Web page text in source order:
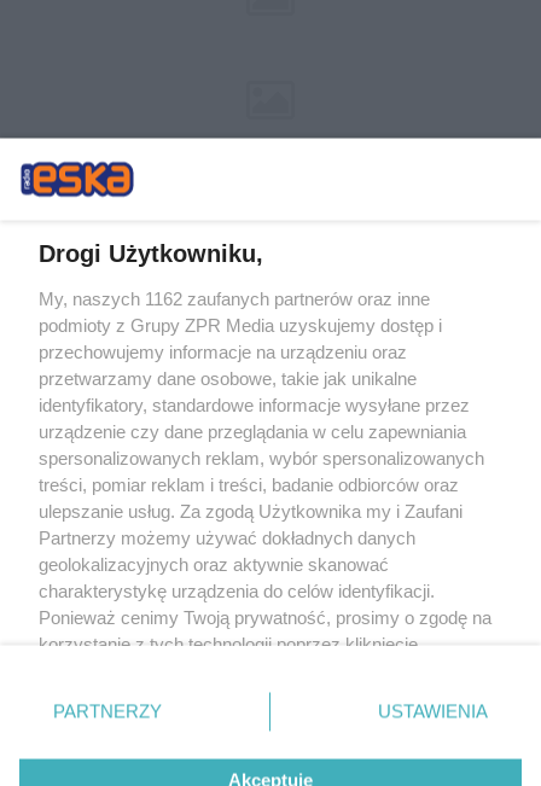
Żaden utwór zamieszczony w serwisie nie może być powielany i
rozpowszechniany lub dalej rozpowszechniany w jakikolwiek sposób (w
tym także elektroniczny lub mechaniczny) na jakimkolwiek polu
eksploatacji w jakiejkolwiek formie, włącznie z umieszczaniem w Internecie
bez pisemnej zgody właściciela praw. Jakiekolwiek użycie lub
wykorzystanie utworów w całości lub w części z naruszeniem prawa, tzn.
bez właściwej zgody, jest zabronione pod groźbą kary i może być ścigane
prawnie.
O nas
Drogi Użytkowniku,
My, naszych 1162 zaufanych partnerów oraz inne
podmioty z Grupy ZPR Media uzyskujemy dostęp i
przechowujemy informacje na urządzeniu oraz
przetwarzamy dane osobowe, takie jak unikalne
identyfikatory, standardowe informacje wysyłane przez
urządzenie czy dane przeglądania w celu zapewniania
spersonalizowanych reklam, wybór spersonalizowanych
treści, pomiar reklam i treści, badanie odbiorców oraz
ulepszanie usług. Za zgodą Użytkownika my i Zaufani
Partnerzy możemy używać dokładnych danych
geolokalizacyjnych oraz aktywnie skanować
charakterystykę urządzenia do celów identyfikacji.
Ponieważ cenimy Twoją prywatność, prosimy o zgodę na
korzystanie z tych technologii poprzez kliknięcie
zmienić/wycofać klikając przycisk ustawień prywatności
znajdujący się w lewym dolnym rogu strony
rodzaje przetwarzania danych nie wymagają zgody
użytkownika, ale masz prawo sprzeciwić się takiemu
PARTNERZY USTAWIENIA
Akceptuję